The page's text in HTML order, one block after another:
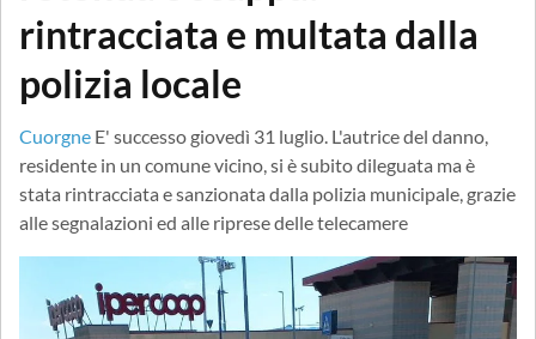
rintracciata e multata dalla
polizia locale
Cuorgne E' successo giovedì 31 luglio. L'autrice del danno,
residente in un comune vicino, si è subito dileguata ma è
stata rintracciata e sanzionata dalla polizia municipale, grazie
alle segnalazioni ed alle riprese delle telecamere